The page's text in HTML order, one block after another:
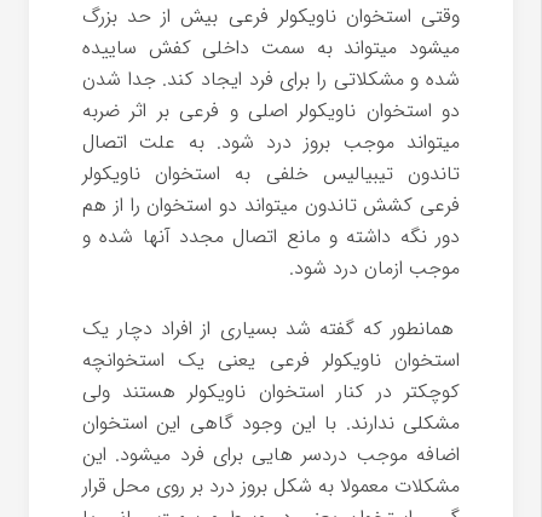
وقتی استخوان ناویکولر فرعی بیش از حد بزرگ
میشود میتواند به سمت داخلی کفش ساییده
شده و مشکلاتی را برای فرد ایجاد کند. جدا شدن
دو استخوان ناویکولر اصلی و فرعی بر اثر ضربه
میتواند موجب بروز درد شود. به علت اتصال
تاندون تیبیالیس خلفی به استخوان ناویکولر
فرعی کشش تاندون میتواند دو استخوان را از هم
دور نگه داشته و مانع اتصال مجدد آنها شده و
موجب ازمان درد شود.
همانطور که گفته شد بسیاری از افراد دچار یک
استخوان ناویکولر فرعی یعنی یک استخوانچه
کوچکتر در کنار استخوان ناویکولر هستند ولی
مشکلی ندارند. با این وجود گاهی این استخوان
اضافه موجب دردسر هایی برای فرد میشود. این
مشکلات معمولا به شکل بروز درد بر روی محل قرار